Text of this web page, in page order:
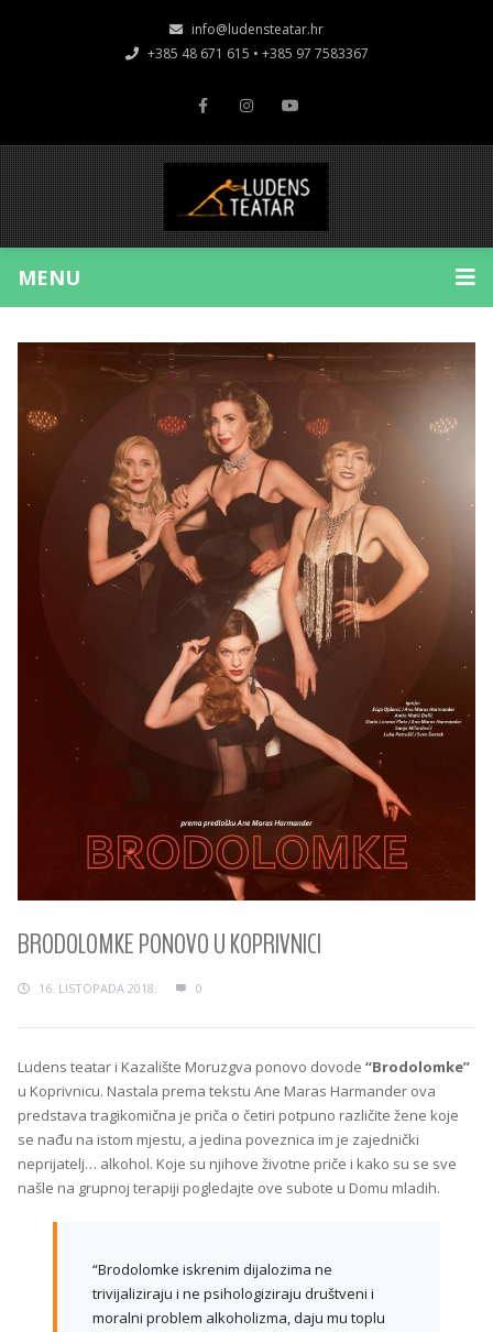
info@ludensteatar.hr
+385 48 671 615 • +385 97 7583367
MENU
BRODOLOMKE PONOVO U KOPRIVNICI
16. LISTOPADA 2018. 0
Ludens teatar i Kazalište Moruzgva ponovo dovode “Brodolomke”
u Koprivnicu. Nastala prema tekstu Ane Maras Harmander ova
predstava tragikomična je priča o četiri potpuno različite žene koje
se nađu na istom mjestu, a jedina poveznica im je zajednički
neprijatelj… alkohol. Koje su njihove životne priče i kako su se sve
našle na grupnoj terapiji pogledajte ove subote u Domu mladih.
“Brodolomke iskrenim dijalozima ne
trivijaliziraju i ne psihologiziraju društveni i
moralni problem alkoholizma, daju mu toplu